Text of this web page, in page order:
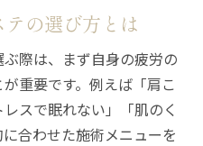
の選び方とは
際は、まず自身の疲労の
重要です。例えば「肩こ
スで眠れない」「肌のく
合わせた施術メニューを